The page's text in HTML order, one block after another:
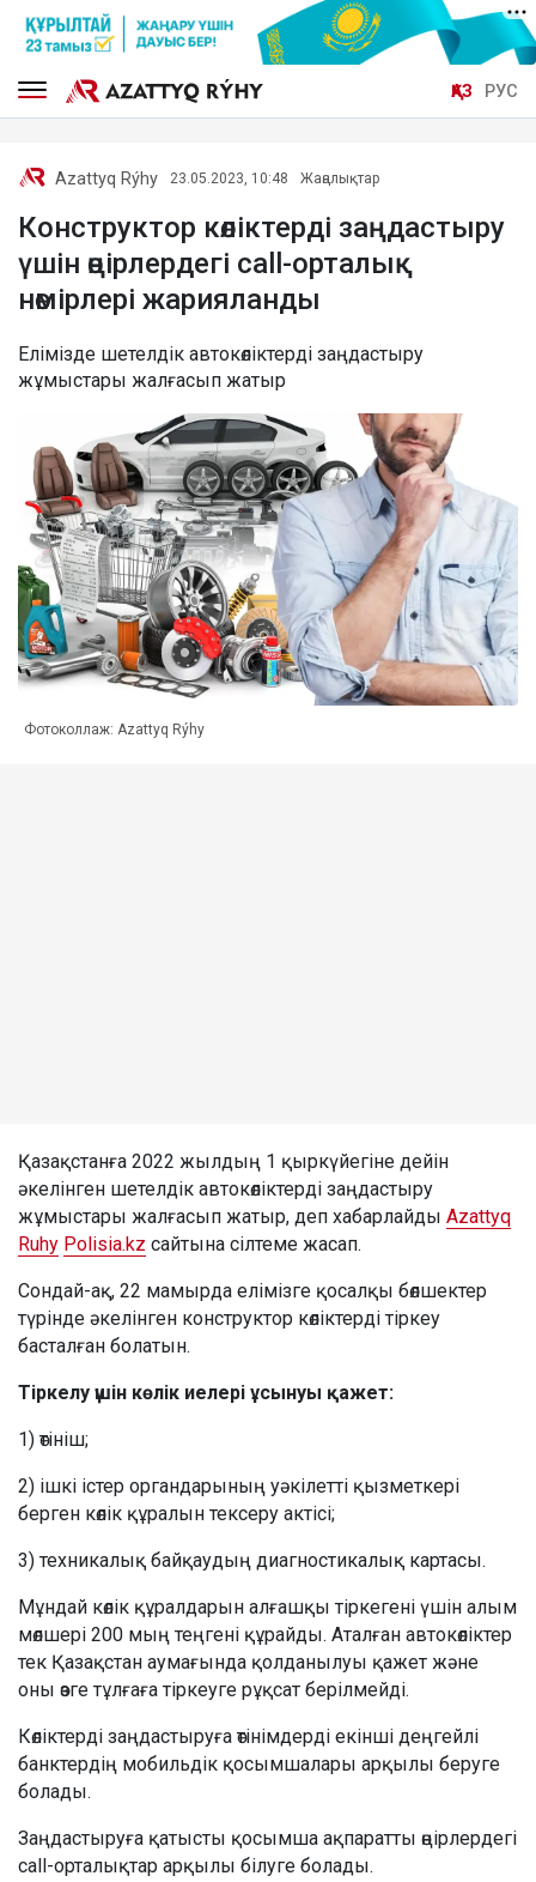
ҚАЗ РУС
Azattyq Rýhy 23.05.2023, 10:48 Жаңалықтар
Конструктор көліктерді заңдастыру
үшін өңірлердегі call-орталық
нөмірлері жарияланды
Елімізде шетелдік автокөліктерді заңдастыру
жұмыстары жалғасып жатыр
Фотоколлаж: Azattyq Rýhy
Қазақстанға 2022 жылдың 1 қыркүйегіне дейін
әкелінген шетелдік автокөліктерді заңдастыру
жұмыстары жалғасып жатыр, деп хабарлайды Azattyq
Ruhy Polisia.kz сайтына сілтеме жасап.
Сондай-ақ, 22 мамырда елімізге қосалқы бөлшектер
түрінде әкелінген конструктор көліктерді тіркеу
басталған болатын.
Тіркелу үшін көлік иелері ұсынуы қажет:
1) өтініш;
2) ішкі істер органдарының уәкілетті қызметкері
берген көлік құралын тексеру актісі;
3) техникалық байқаудың диагностикалық картасы.
Мұндай көлік құралдарын алғашқы тіркегені үшін алым
мөлшері 200 мың теңгені құрайды. Аталған автокөліктер
тек Қазақстан аумағында қолданылуы қажет және
оны өзге тұлғаға тіркеуге рұқсат берілмейді.
Көліктерді заңдастыруға өтінімдерді екінші деңгейлі
банктердің мобильдік қосымшалары арқылы беруге
болады.
Заңдастыруға қатысты қосымша ақпаратты өңірлердегі
call-орталықтар арқылы білуге болады.